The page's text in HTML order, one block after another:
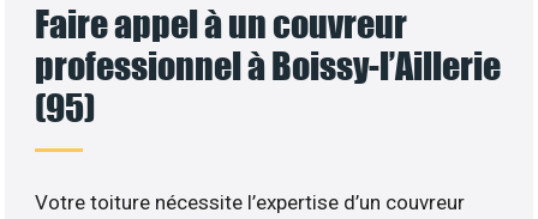
Faire appel à un couvreur
professionnel à Boissy-l’Aillerie
(95)
Votre toiture nécessite l’expertise d’un couvreur